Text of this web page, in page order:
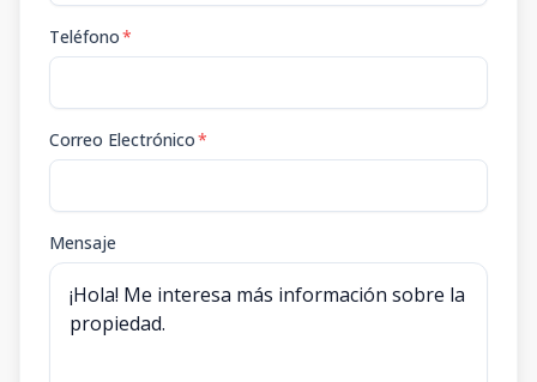
Teléfono*
Correo Electrónico*
Mensaje